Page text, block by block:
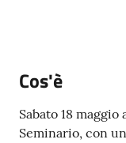
t
o
Cos'è
Sabato 18
Seminario, con